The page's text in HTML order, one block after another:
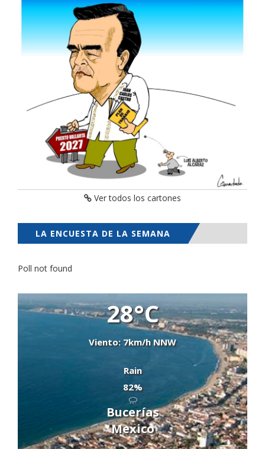
Ver todos los cartones
LA ENCUESTA DE LA SEMANA
Poll not found
28°C
Viento: 7km/h NNW
Rain
82%
Bucerías
Mexico